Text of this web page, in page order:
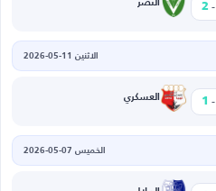
-
2 النصر
الاثنين 11-05-2026
-
1 العسكري
الخميس 07-05-2026